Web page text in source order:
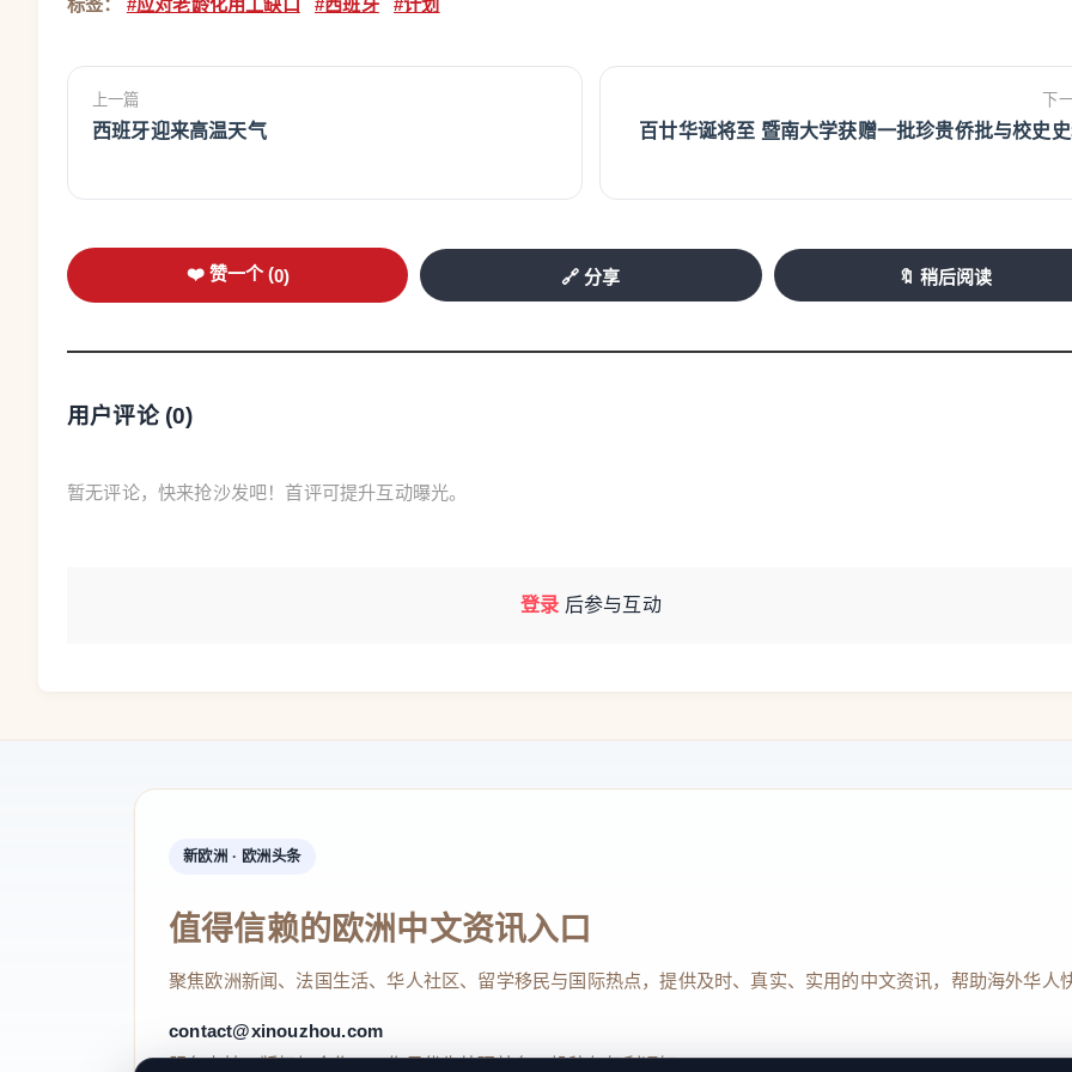
标签： #应对老龄化用工缺口 #西班牙 #计划
上一篇
西班牙迎来高温天气
下
百廿华诞将至 暨南大学获赠一批珍贵侨批与校史
❤️ 赞一个 (0) 🔗 分享 🔖 稍后阅读
用户评论 (0)
暂无评论，快来抢沙发吧！首评可提升互动曝光。
登录 后参与互动
新欧洲 · 欧洲头条
值得信赖的欧洲中文资讯入口
聚焦欧洲新闻、法国生活、华人社区、留学移民与国际热点，提供及时、真实、实用的中文资讯，帮助海外华人
contact@xinouzhou.com
服务支持、版权与合作：工作日优先处理站务、投稿与权利通知